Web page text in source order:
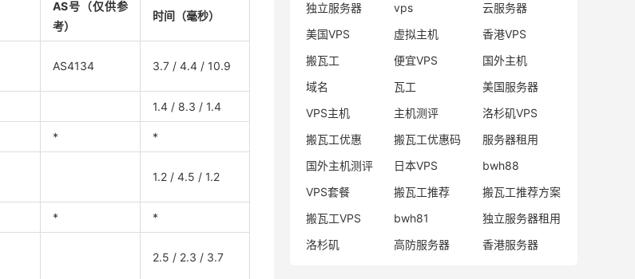
AS号（仅供参
考）
时间（毫秒）
AS4134 3.7 / 4.4 / 10.9
1.4 / 8.3 / 1.4
* *
1.2 / 4.5 / 1.2
* *
2.5 / 2.3 / 3.7
独立服务器 vps
云服务器
美国VPS
虚拟主机
香港VPS
搬瓦工
便宜VPS
国外主机
域名
瓦工
美国服务器
VPS主机
主机测评
洛杉矶VPS
搬瓦工优惠
搬瓦工优惠码
服务器租用
国外主机测评
日本VPS
bwh88
VPS套餐
搬瓦工推荐
搬瓦工推荐方案
搬瓦工VPS
bwh81
独立服务器租用
洛杉矶
高防服务器 香港服务器